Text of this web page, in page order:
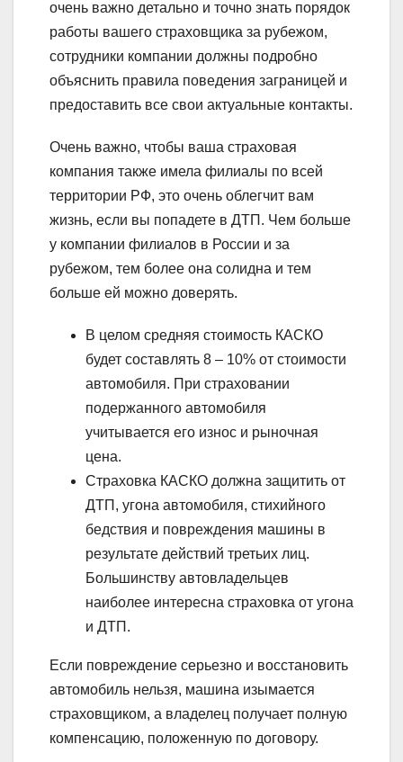
очень важно детально и точно знать порядок
работы вашего страховщика за рубежом,
сотрудники компании должны подробно
объяснить правила поведения заграницей и
предоставить все свои актуальные контакты.
Очень важно, чтобы ваша страховая
компания также имела филиалы по всей
территории РФ, это очень облегчит вам
жизнь, если вы попадете в ДТП. Чем больше
у компании филиалов в России и за
рубежом, тем более она солидна и тем
больше ей можно доверять.
В целом средняя стоимость КАСКО
будет составлять 8 – 10% от стоимости
автомобиля. При страховании
подержанного автомобиля
учитывается его износ и рыночная
цена.
Страховка КАСКО должна защитить от
ДТП, угона автомобиля, стихийного
бедствия и повреждения машины в
результате действий третьих лиц.
Большинству автовладельцев
наиболее интересна страховка от угона
и ДТП.
Если повреждение серьезно и восстановить
автомобиль нельзя, машина изымается
страховщиком, а владелец получает полную
компенсацию, положенную по договору.